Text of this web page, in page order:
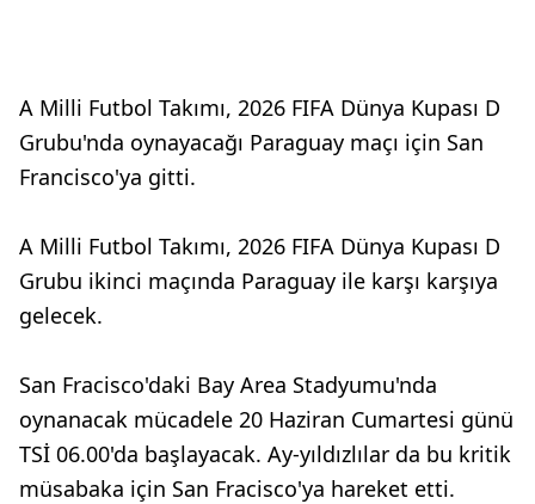
A Milli Futbol Takımı, 2026 FIFA Dünya Kupası D
Grubu'nda oynayacağı Paraguay maçı için San
Francisco'ya gitti.
A Milli Futbol Takımı, 2026 FIFA Dünya Kupası D
Grubu ikinci maçında Paraguay ile karşı karşıya
gelecek.
San Fracisco'daki Bay Area Stadyumu'nda
oynanacak mücadele 20 Haziran Cumartesi günü
TSİ 06.00'da başlayacak. Ay-yıldızlılar da bu kritik
müsabaka için San Fracisco'ya hareket etti.